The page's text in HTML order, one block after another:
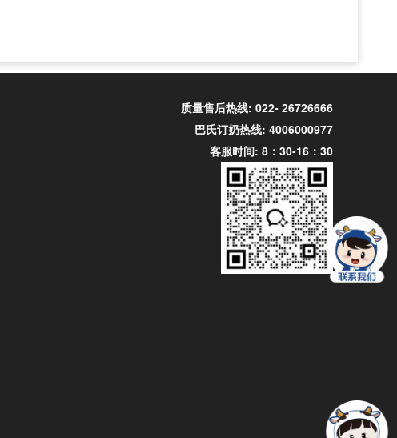
质量售后热线: 022- 26726666
巴氏订奶热线: 4006000977
客服时间: 8：30-16：30